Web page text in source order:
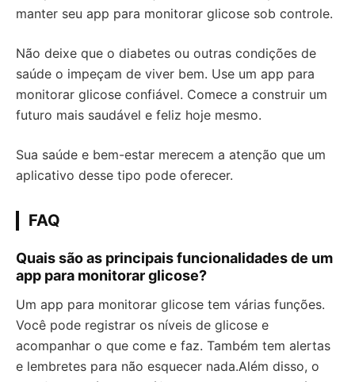
manter seu app para monitorar glicose sob controle.
Não deixe que o diabetes ou outras condições de
saúde o impeçam de viver bem. Use um app para
monitorar glicose confiável. Comece a construir um
futuro mais saudável e feliz hoje mesmo.
Sua saúde e bem-estar merecem a atenção que um
aplicativo desse tipo pode oferecer.
FAQ
Quais são as principais funcionalidades de um
app para monitorar glicose?
Um app para monitorar glicose tem várias funções.
Você pode registrar os níveis de glicose e
acompanhar o que come e faz. Também tem alertas
e lembretes para não esquecer nada.Além disso, o